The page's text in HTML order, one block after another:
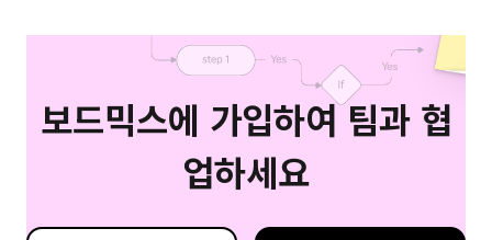
보드믹스에 가입하여 팀과 협
업하세요